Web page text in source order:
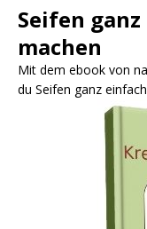
Seifen
machen
Mit dem ebook von
du Seifen ganz